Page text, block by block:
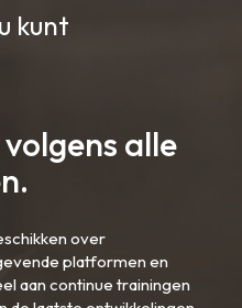
kunt
volgens alle
over
platformen en
aan continue trainingen